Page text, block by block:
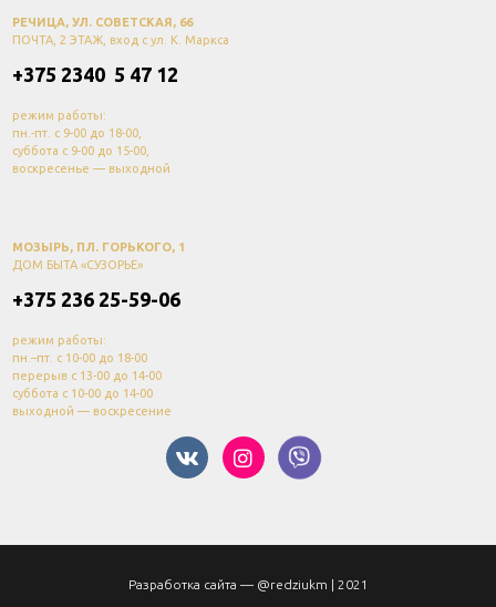
РЕЧИЦА, УЛ. СОВЕТСКАЯ, 66
ПОЧТА, 2 ЭТАЖ, вход с ул. К. Маркса
+375 2340 5 47 12
режим работы:
пн.-пт. с 9-00 до 18-00,
суббота с 9-00 до 15-00,
воскресенье — выходной
МОЗЫРЬ, ПЛ. ГОРЬКОГО, 1
ДОМ БЫТА «СУЗОРЬЕ»
+375 236 25-59-06
режим работы:
пн.–пт. с 10-00 до 18-00
перерыв с 13-00 до 14-00
суббота с 10-00 до 14-00
выходной — воскресение
Разработка сайта — @redziukm | 2021